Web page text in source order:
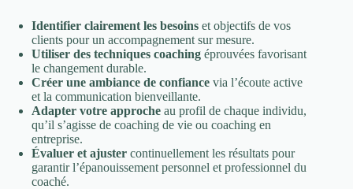
Identifier clairement les besoins et objectifs de vos
clients pour un accompagnement sur mesure.
Utiliser des techniques coaching éprouvées favorisant
le changement durable.
Créer une ambiance de confiance via l’écoute active
et la communication bienveillante.
Adapter votre approche au profil de chaque individu,
qu’il s’agisse de coaching de vie ou coaching en
entreprise.
Évaluer et ajuster continuellement les résultats pour
garantir l’épanouissement personnel et professionnel du
coaché.